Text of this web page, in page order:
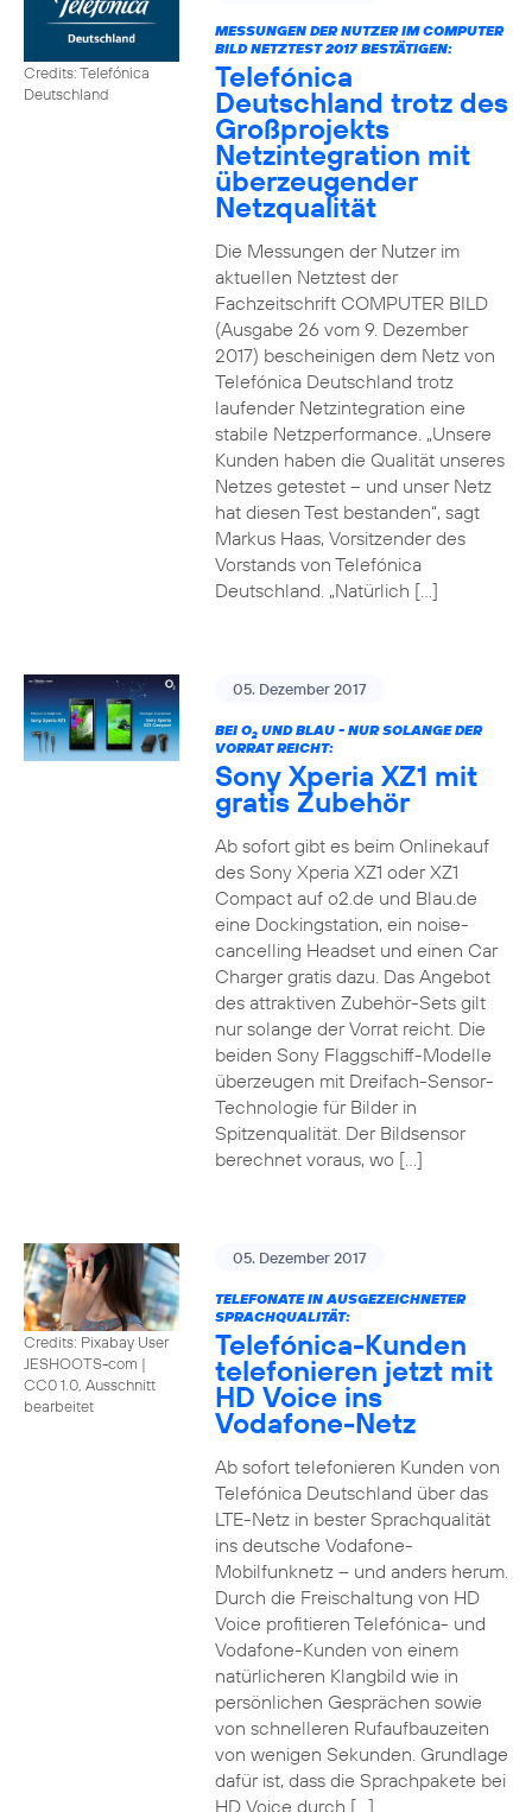
Credits: Telefónica
Deutschland
MESSUNGEN DER NUTZER IM COMPUTER
BILD NETZTEST 2017 BESTÄTIGEN:
Telefónica
Deutschland trotz des
Großprojekts
Netzintegration mit
überzeugender
Netzqualität
Die Messungen der Nutzer im
aktuellen Netztest der
Fachzeitschrift COMPUTER BILD
(Ausgabe 26 vom 9. Dezember
2017) bescheinigen dem Netz von
Telefónica Deutschland trotz
laufender Netzintegration eine
stabile Netzperformance. „Unsere
Kunden haben die Qualität unseres
Netzes getestet – und unser Netz
hat diesen Test bestanden“, sagt
Markus Haas, Vorsitzender des
Vorstands von Telefónica
Deutschland. „Natürlich […]
05. Dezember 2017
BEI O2UND BLAU - NUR SOLANGE DER
VORRAT REICHT:
Sony Xperia XZ1 mit
gratis Zubehör
Ab sofort gibt es beim Onlinekauf
des Sony Xperia XZ1 oder XZ1
Compact auf o2.de und Blau.de
eine Dockingstation, ein noise-
cancelling Headset und einen Car
Charger gratis dazu. Das Angebot
des attraktiven Zubehör-Sets gilt
nur solange der Vorrat reicht. Die
beiden Sony Flaggschiff-Modelle
überzeugen mit Dreifach-Sensor-
Technologie für Bilder in
Spitzenqualität. Der Bildsensor
berechnet voraus, wo […]
Credits: Pixabay User
JESHOOTS-com |
CC0 1.0, Ausschnitt
bearbeitet
05. Dezember 2017
TELEFONATE IN AUSGEZEICHNETER
SPRACHQUALITÄT:
Telefónica-Kunden
telefonieren jetzt mit
HD Voice ins
Vodafone-Netz
Ab sofort telefonieren Kunden von
Telefónica Deutschland über das
LTE-Netz in bester Sprachqualität
ins deutsche Vodafone-
Mobilfunknetz – und anders herum.
Durch die Freischaltung von HD
Voice profitieren Telefónica- und
Vodafone-Kunden von einem
natürlicheren Klangbild wie in
persönlichen Gesprächen sowie
von schnelleren Rufaufbauzeiten
von wenigen Sekunden. Grundlage
dafür ist, dass die Sprachpakete bei
HD Voice durch […]